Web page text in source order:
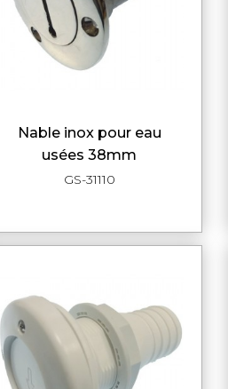
APERÇU RAPIDE
nable inox pour eau
usées 38mm
GS-31110